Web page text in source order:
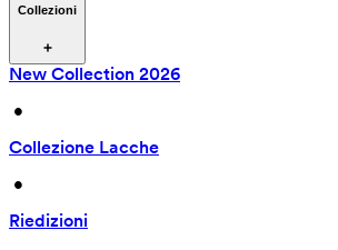
Collezioni
New Collection 2026
•
Collezione Lacche
•
Riedizioni